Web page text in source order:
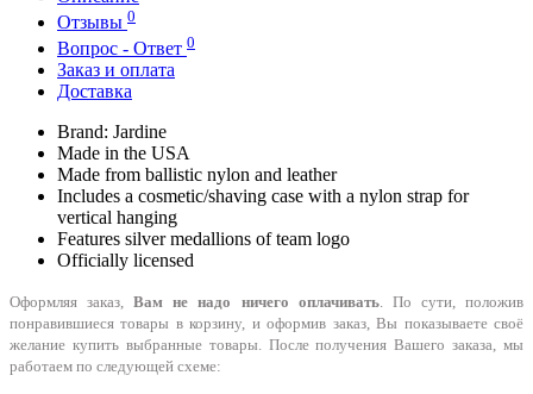
Отзывы 0
Вопрос - Ответ 0
Заказ и оплата
Доставка
Brand: Jardine
Made in the USA
Made from ballistic nylon and leather
Includes a cosmetic/shaving case with a nylon strap for
vertical hanging
Features silver medallions of team logo
Officially licensed
Оформляя заказ,Вам не надо ничего оплачивать. По сути, положив
понравившиеся товары в корзину, и оформив заказ, Вы показываете своё
желание купить выбранные товары. После получения Вашего заказа, мы
работаем по следующей схеме: